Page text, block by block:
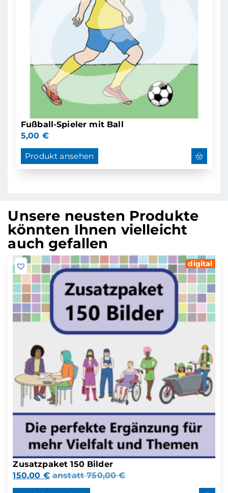
Fußball-Spieler mit Ball
5,00 €
Produkt ansehen
Unsere neusten Produkte
könnten Ihnen vielleicht
auch gefallen
digital
Zusatzpaket 150 Bilder
150,00 € anstatt750,00€